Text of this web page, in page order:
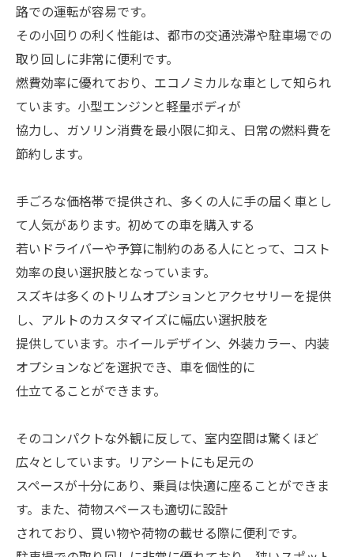
路での運転が容易です。
その小回りの利く性能は、都市の交通渋滞や駐車場での
取り回しに非常に便利です。
燃費効率に優れており、エコノミカルな車として知られ
ています。小型エンジンと軽量ボディが
協力し、ガソリン消費を最小限に抑え、日常の燃料費を
節約します。
手ごろな価格帯で提供され、多くの人に手の届く車とし
て人気があります。初めての車を購入する
若いドライバーや予算に制約のある人にとって、コスト
効率の良い選択肢となっています。
スズキは多くのトリムオプションとアクセサリーを提供
し、アルトのカスタマイズに幅広い選択肢を
提供しています。ホイールデザイン、外装カラー、内装
オプションなどを選択でき、車を個性的に
仕立てることができます。
そのコンパクトな外観に反して、室内空間は驚くほど
広々としています。リアシートにも足元の
スペースが十分にあり、乗員は快適に座ることができま
す。また、荷物スペースも適切に設計
されており、買い物や荷物の載せる際に便利です。